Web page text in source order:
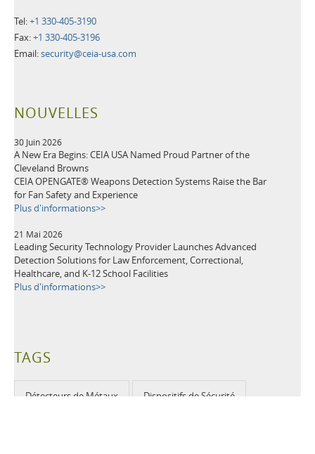
Tel:+1 330-405-3190
Fax:+1 330-405-3196
Email:security@ceia-usa.com
NOUVELLES
30 Juin 2026
A New Era Begins: CEIA USA Named Proud Partner of the
Cleveland Browns
CEIA OPENGATE® Weapons Detection Systems Raise the Bar
for Fan Safety and Experience
Plus d'informations>>
21 Mai 2026
Leading Security Technology Provider Launches Advanced
Detection Solutions for Law Enforcement, Correctional,
Healthcare, and K-12 School Facilities
Plus d'informations>>
TAGS
Détecteurs de Métaux Dispositifs de Sécurité